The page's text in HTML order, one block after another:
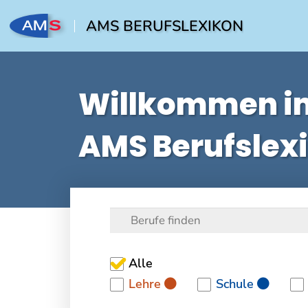
AMS BERUFSLEXIKON
Willkommen
AMS
Alle
Lehre
Schule